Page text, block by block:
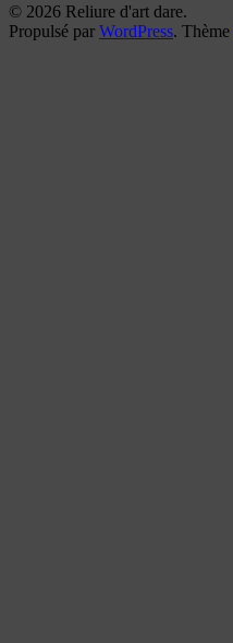
© 2026 Reliure d'art dare.
Propulsé par WordPress. Thème